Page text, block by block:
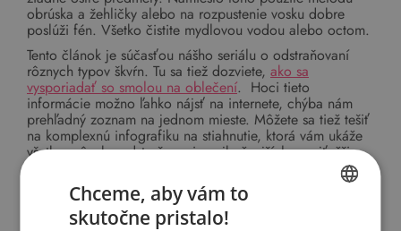
obrúska a žehličky alebo na rozpustenie vosku dobre
poslúži fén. Všetko čistite mydlovou vodou alebo octom.
Tento článok je súčasťou nášho seriálu o odstraňovaní
rôznych typov škvŕn. Tu sa tiež dozviete, ako sa
vysporiadať so smolou na oblečení. Hoci tieto
informácie možno ľahko nájsť na internete, chýba nám
prehľadný zoznam na jednom mieste. Môžete sa tiež tešiť
na komplexnú infografiku na stiahnutie, ktorá vám ukáže
všetky spôsoby odstraňovania najbežnejších a najťažšie
umývateľných škvŕn, s ktorými sa stretávate na detskom
oblečení.Chceme, aby vám to
skutočne pristalo!